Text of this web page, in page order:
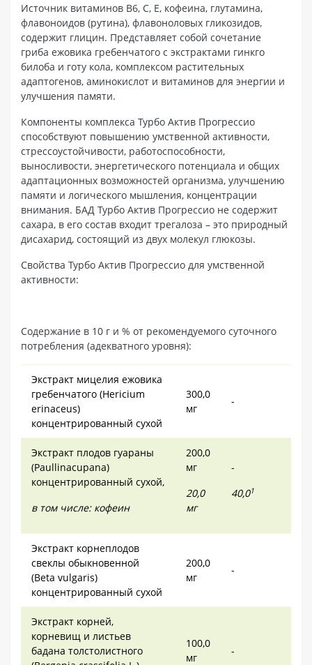
Источник витаминов В6, С, Е, кофеина, глутамина,
флавоноидов (рутина), флавоноловых гликозидов,
содержит глицин. Представляет собой сочетание
гриба ежовика гребенчатого с экстрактами гинкго
билоба и готу кола, комплексом растительных
адаптогенов, аминокислот и витаминов для энергии и
улучшения памяти.
Компоненты комплекса Турбо Актив Прогрессио
способствуют повышению умственной активности,
стрессоустойчивости, работоспособности,
выносливости, энергетического потенциала и общих
адаптационных возможностей организма, улучшению
памяти и логического мышления, концентрации
внимания. БАД Турбо Актив Прогрессио не содержит
сахара, в его состав входит трегалоза – это природный
дисахарид, состоящий из двух молекул глюкозы.
Свойства Турбо Актив Прогрессио для умственной
активности:
Содержание в 10 г и % от рекомендуемого суточного
потребления (адекватного уровня):
Экстракт мицелия ежовика
гребенчатого (Hericium
erinaceus)
концентрированный сухой
300,0
мг
-
Экстракт плодов гуараны
(Paullinacupana)
концентрированный сухой,
в том числе: кофеин
200,0
мг
20,0
мг
-
40,01
Экстракт корнеплодов
свеклы обыкновенной
(Beta vulgaris)
концентрированный сухой
200,0
мг
-
Экстракт корней,
корневищ и листьев
бадана толстолистного
100,0
мг
-